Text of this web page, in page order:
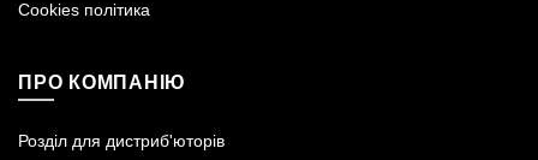
Cookies політика
ПРО КОМПАНІЮ
Розділ для дистриб'юторів